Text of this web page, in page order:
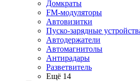
Домкраты
FM-модуляторы
Автовизитки
Пуско-зарядные
Автодержатели
Автомагнитолы
Антирадары
Разветвитель
Ещё 14